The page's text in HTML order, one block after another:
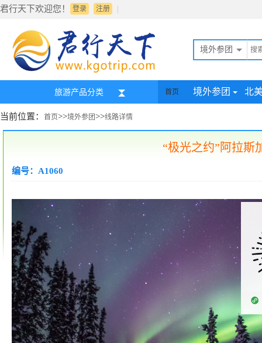
君行天下欢迎您！ 登录 |
注册
境外参团
旅游产品分类 首页 境外参团 北
当前位置： 首页>>境外参团>>线路详情
“极光之约”阿拉斯
编号：A1060